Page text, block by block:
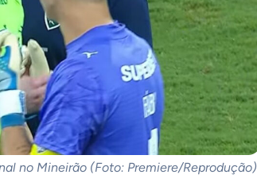
no Mineirão (Foto: Premiere/Reprodução)